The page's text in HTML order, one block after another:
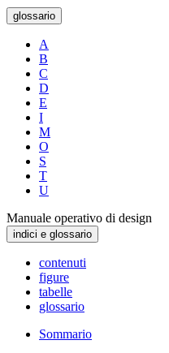
glossario
A
B
C
D
E
I
M
O
S
T
U
Manuale operativo di design
indici e glossario
contenuti
figure
tabelle
glossario
Sommario